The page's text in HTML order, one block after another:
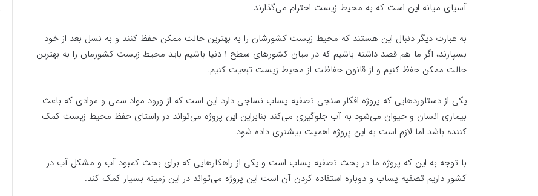
آسیای میانه این است که به محیط زیست احترام می‌گذارند.
به عبارت دیگر دنبال این هستند که محیط زیست کشورشان را به بهترین حالت ممکن حفظ کنند و به نسل بعد از خود
بسپارند، اگر ما هم قصد داشته باشیم که در میان کشورهای سطح ۱ دنیا باشیم باید محیط زیست کشورمان را به بهترین
حالت ممکن حفظ کنیم و از قانون حفاظت از محیط زیست تبعیت کنیم.
یکی از دستاورد‌هایی که پروژه افکار سنجی تصفیه پساب نساجی دارد این است که از ورود مواد سمی و موادی که باعث
بیماری انسان و حیوان می‌شود به آب جلوگیری می‌کند بنابراین این پروژه می‌تواند در راستای حفظ محیط زیست کمک
کننده باشد اما لازم است به این پروژه اهمیت بیشتری داده شود.
با توجه به این که پروژه ما در بحث تصفیه پساب است و یکی از راهکار‌هایی که برای بحث کمبود آب و مشکل آب در
کشور داریم تصفیه پساب و دوباره استفاده کردن آن است این پروژه می‌تواند در این زمینه بسیار کمک کند.